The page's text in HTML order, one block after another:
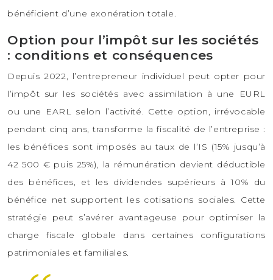
bénéficient d’une exonération totale.
Option pour l’impôt sur les sociétés
: conditions et conséquences
Depuis 2022, l’entrepreneur individuel peut opter pour
l’impôt sur les sociétés avec assimilation à une EURL
ou une EARL selon l’activité. Cette option, irrévocable
pendant cinq ans, transforme la fiscalité de l’entreprise :
les bénéfices sont imposés au taux de l’IS (15% jusqu’à
42 500 € puis 25%), la rémunération devient déductible
des bénéfices, et les dividendes supérieurs à 10% du
bénéfice net supportent les cotisations sociales. Cette
stratégie peut s’avérer avantageuse pour optimiser la
charge fiscale globale dans certaines configurations
patrimoniales et familiales.